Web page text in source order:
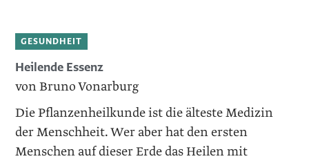
GESUNDHEIT
Heilende Essenz
von Bruno Vonarburg
Die Pflanzenheilkunde ist die älteste Medizin
der Menschheit. Wer aber hat den ersten
Menschen auf dieser Erde das Heilen mit